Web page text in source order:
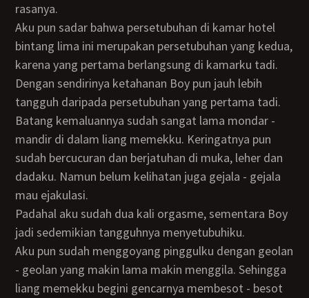
rasanya.
Aku pun sadar bahwa persetubuhan di kamar hotel
bintang lima ini merupakan persetubuhan yang kedua,
karena yang pertama berlangsung di kamarku tadi.
Dengan sendirinya ketahanan Boy pun jauh lebih
tangguh daripada persetubuhan yang pertama tadi.
Batang kemaluannya sudah sangat lama mondar -
mandir di dalam liang memekku. Keringatnya pun
sudah bercucuran dan berjatuhan di muka, leher dan
dadaku. Namun belum kelihatan juga gejala - gejala
mau ejakulasi.
Padahal aku sudah dua kali orgasme, sementara Boy
jadi sedemikian tangguhnya menyetubuhiku.
Aku pun sudah menggoyang pinggulku dengan geolan
- geolan yang makin lama makin menggila. Sehingga
liang memekku begini gencarnya membesot - besot